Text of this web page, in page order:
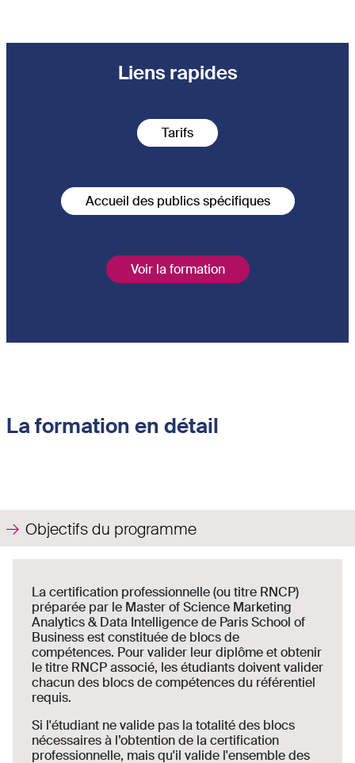
Liens rapides
Tarifs
Accueil des publics spécifiques
Voir la formation
La formation en détail
Objectifs du programme
La certification professionnelle (ou titre RNCP)
préparée par le Master of Science Marketing
Analytics & Data Intelligence de Paris School of
Business est constituée de blocs de
compétences. Pour valider leur diplôme et obtenir
le titre RNCP associé, les étudiants doivent valider
chacun des blocs de compétences du référentiel
requis.
Si l'étudiant ne valide pas la totalité des blocs
nécessaires à l’obtention de la certification
professionnelle, mais qu'il valide l'ensemble des